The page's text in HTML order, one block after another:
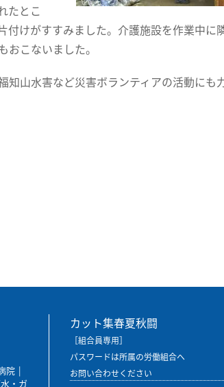
たとこ
けがすすみました。介護施設を作業中に
こないました。
山水害など災害ボランティアの活動にも
院
・ガ
カット集春夏秋闘
［組合員専用］
パスワードは所属の労働組合へ
お問い合わせください